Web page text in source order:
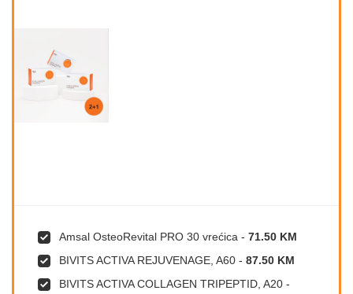
Amsal OsteoRevital PRO 30 vrećica - 71.50 KM
BIVITS ACTIVA REJUVENAGE, A60 - 87.50 KM
BIVITS ACTIVA COLLAGEN TRIPEPTID, A20 -